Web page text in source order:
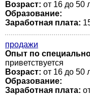
Возраст: от 16 до 50
Образование:
Заработная плата:
продажи
Опыт по
приветствуется
Возраст: от 16 до 50
Образование:
Заработная плата: